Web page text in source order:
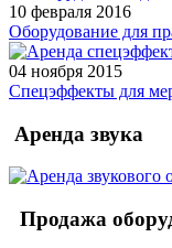
10 февраля 2016
Оборудование для
04 ноября 2015
Спецэффекты для
Аренда звука
Продажа